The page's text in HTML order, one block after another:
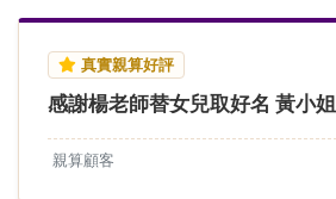
真實親算好評
感謝楊老師替女兒取好名 黃小姐
親算顧客